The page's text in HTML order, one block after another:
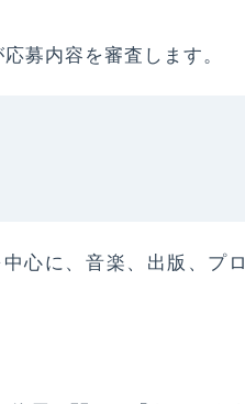
募内容を審査します。
心に、音楽、出版、プ